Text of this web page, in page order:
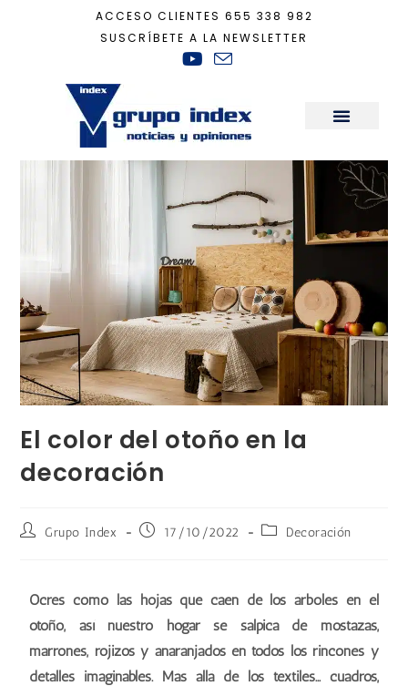
ACCESO CLIENTES 655 338 982
SUSCRÍBETE A LA NEWSLETTER
Decoración
El color del otoño en la
decoración
Grupo Index 17/10/2022 Decoración
Ocres como las hojas que caen de los árboles en el
otoño, así nuestro hogar se salpica de mostazas,
marrones, rojizos y anaranjados en todos los rincones y
detalles imaginables. Más allá de los textiles… cuadros,